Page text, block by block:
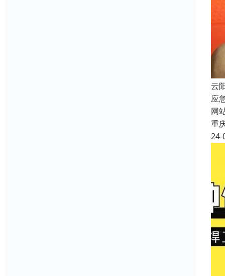
云
应
网
重
24-